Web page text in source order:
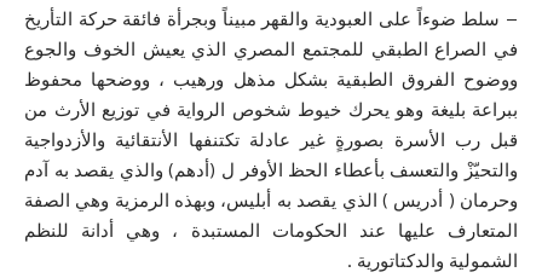
– سلط ضوءاً على العبودية والقهر مبيناً وبجرأة فائقة حركة التأريخ
في الصراع الطبقي للمجتمع المصري الذي يعيش الخوف والجوع
ووضوح الفروق الطبقية بشكل مذهل ورهيب ، ووضحها محفوظ
ببراعة بليغة وهو يحرك خيوط شخوص الرواية في توزيع الأرث من
قبل رب الأسرة بصورةٍ غير عادلة تكتنفها الأنتقائية والأزدواجية
والتحيّزْ والتعسف بأعطاء الحظ الأوفر ل (أدهم) والذي يقصد به آدم
وحرمان ( أدريس ) الذي يقصد به أبليس، وبهذه الرمزية وهي الصفة
المتعارف عليها عند الحكومات المستبدة ، وهي أدانة للنظم
الشمولية والدكتاتورية .